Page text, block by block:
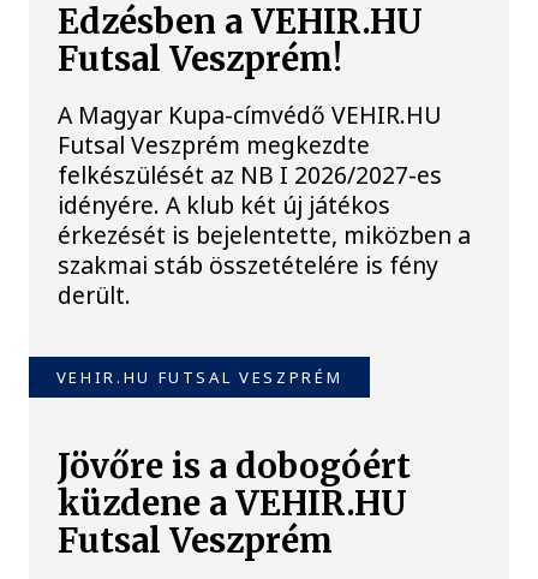
Edzésben a VEHIR.HU
Futsal Veszprém!
A Magyar Kupa-címvédő VEHIR.HU
Futsal Veszprém megkezdte
felkészülését az NB I 2026/2027-es
idényére. A klub két új játékos
érkezését is bejelentette, miközben a
szakmai stáb összetételére is fény
derült.
VEHIR.HU FUTSAL VESZPRÉM
Jövőre is a dobogóért
küzdene a VEHIR.HU
Futsal Veszprém